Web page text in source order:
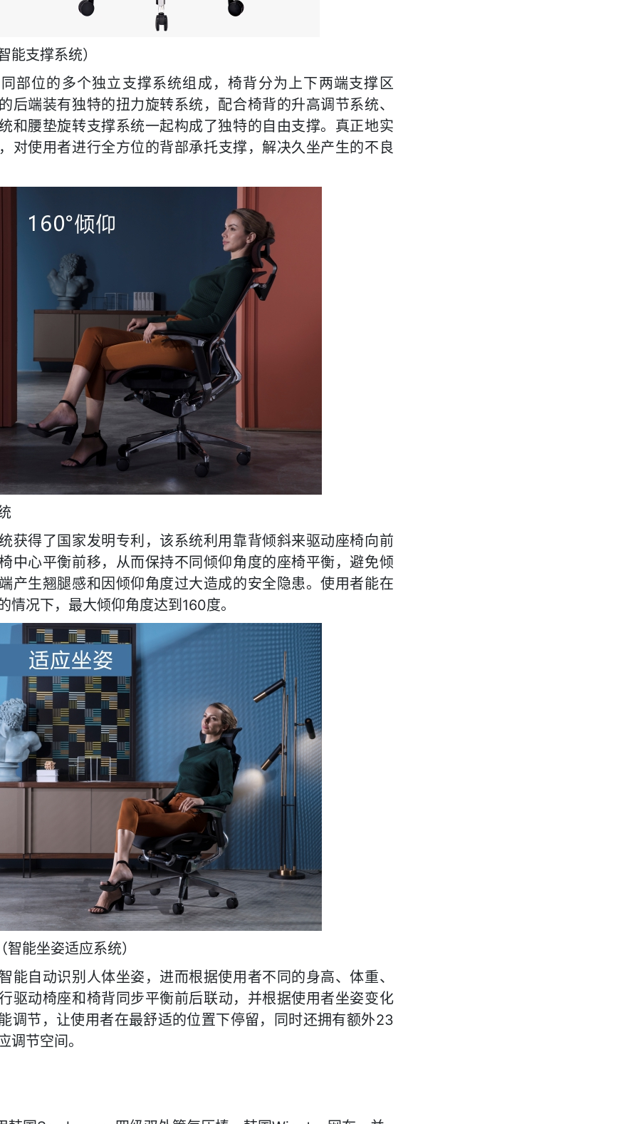
能支撑系统）
部位的多个独立支撑系统组成，椅背分为上下两端支撑区
后端装有独特的扭力旋转系统， 配合椅背的升高调节系统、
和腰垫旋转支撑系统一起构成了独特的自由支撑。真正地实
对使用者进行全方位的背部承托支撑，解决久坐产生的不良
获得了国家发明专利 ，该系统利用靠背倾斜来驱动座椅向前
中心平衡前移，从而保持不同倾仰角度的座椅平衡，避免倾
产生翘腿感和因倾仰角度过大造成的安全隐患。使用者能在
情况下，最大倾仰角度达到 160度。
智能坐姿适应系统）
能自动识别人体坐姿，进而根据使用者不同的身高、体重、
驱动椅座和椅背 同步平衡前后联动，并根据使用者坐姿变化
调节，让使用者在最舒适的位置下停留，同时还拥有额外23
调节空间。